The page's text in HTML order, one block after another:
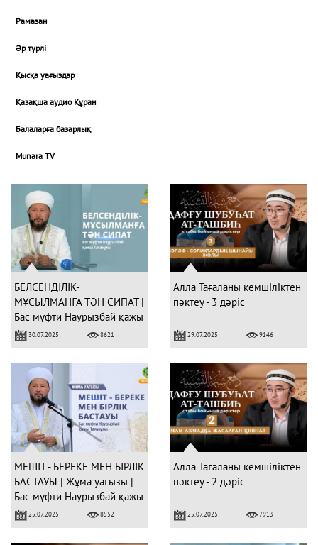
Рамазан
Әр түрлі
Қысқа уағыздар
Қазақша аудио Құран
Балаларға базарлық
Munara TV
БЕЛСЕНДІЛІК-
МҰСЫЛМАНҒА ТӘН СИПАТ |
Бас мүфти Наурызбай қажы
Тағанұлы
30.07.2025 8621
Алла Тағаланы кемшіліктен
пәктеу - 3 дәріс
29.07.2025 9146
МЕШІТ - БЕРЕКЕ МЕН БІРЛІК
БАСТАУЫ | Жұма уағызы |
Бас мүфти Наурызбай қажы
Тағанұлы
25.07.2025 8552
Алла Тағаланы кемшіліктен
пәктеу - 2 дәріс
25.07.2025 7913